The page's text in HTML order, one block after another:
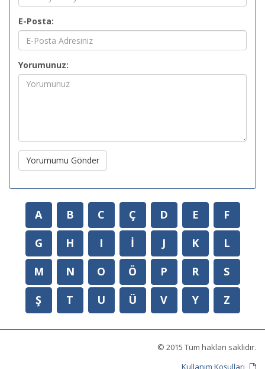
E-Posta:
Yorumunuz:
Yorumumu Gönder
A B C Ç D E
F
G
H I İ J K
L
M
N O Ö P R
S
Ş
T U Ü V Y Z
© 2015 Tüm hakları saklıdır.
Kullanım Koşulları